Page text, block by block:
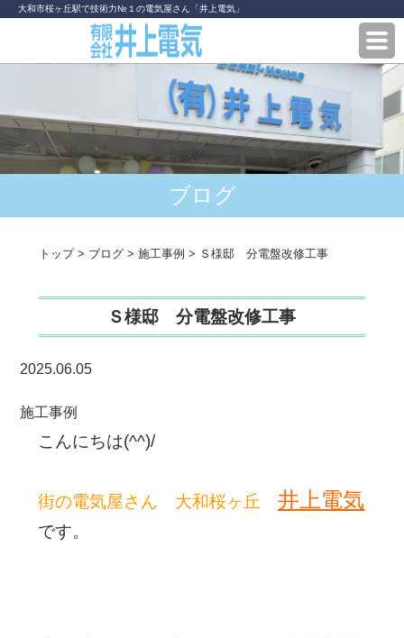
大和市桜ヶ丘駅で技術力№１の電気屋さん「井上電気」
ブログ
トップ> ブログ> 施工事例 > Ｓ様邸 分電盤改修工事
Ｓ様邸 分電盤改修工事
2025.06.05
施工事例
こんにちは(^^)/
街の電気屋さん 大和桜ヶ丘 井上電気
です。